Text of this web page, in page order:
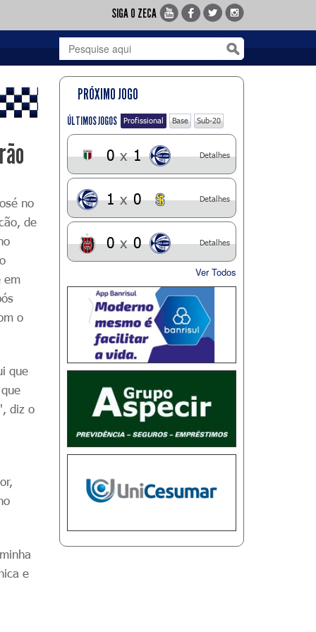
SIGA O ZECA
no
de
em
o
que
diz o
e
PRÓXIMO JOGO
ÚLTIMOS JOGOS Profissional Base Sub-20
0 x 1 Detalhes
1 x 0 Detalhes
0 x 0 Detalhes
Ver Todos